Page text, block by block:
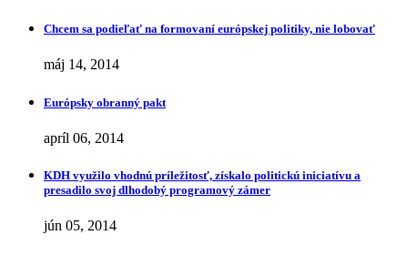
Chcem sa podieľať na formovaní európskej politiky, nie lobovať
máj 14, 2014
Európsky obranný pakt
apríl 06, 2014
KDH využilo vhodnú príležitosť, získalo politickú iniciatívu a
presadilo svoj dlhodobý programový zámer
jún 05, 2014